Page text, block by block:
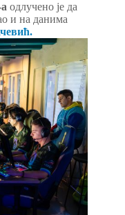
одлучено је да
и на данима